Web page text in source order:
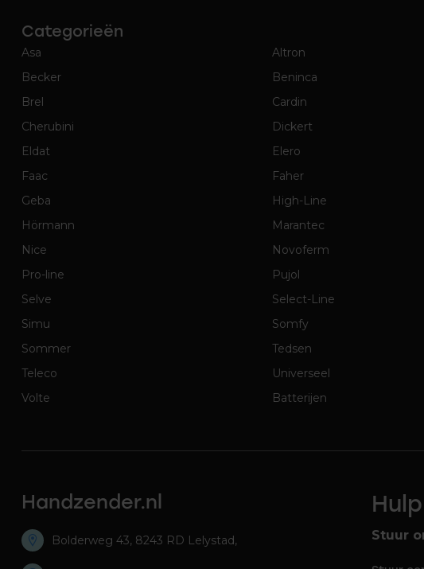
Categorieën
Asa
Altron
Becker
Beninca
Brel
Cardin
Cherubini
Dickert
Eldat
Elero
Faac
Faher
Geba
High-Line
Hörmann
Marantec
Nice
Novoferm
Pro-line
Pujol
Selve
Select-Line
Simu
Somfy
Sommer
Tedsen
Teleco
Universeel
Volte
Batterijen
Handzender.nl
Bolderweg 43, 8243 RD Lelystad, Stuur